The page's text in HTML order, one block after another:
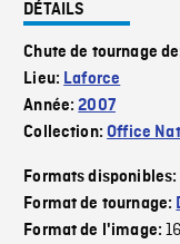
DÉTAILS
Chute de tournage
Lieu: Laforce
Année:2007
Collection:Office
Formats disponibles:
Format de tournage:
Format de l'image: